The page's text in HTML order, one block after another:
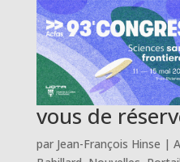
vous de
par Jean-François Hinse |